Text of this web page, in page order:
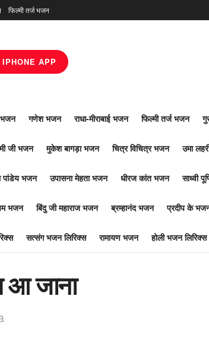
फिल्मी तर्ज भजन
IPHONE APP
भजन गणेश भजन राधा-मीराबाई भजन फिल्मी तर्ज भजन
जी भजन मुकेश बागड़ा भजन चित्र विचित्र भजन उमा
पांडेय भजन उपासना मेहता भजन धीरज कांत भजन साध्वी
भजन बिंदु जी महाराज भजन ब्रम्हानंद भजन प्रदीप के
सत्संग भजन लिरिक्स रामायण भजन होली भजन लिरिक्स
आ जाना